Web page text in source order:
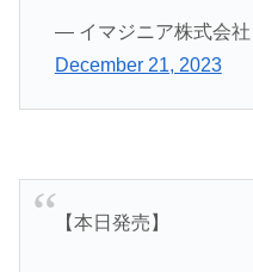
— イマジニア株式会
December 21, 2023
【本日発売】